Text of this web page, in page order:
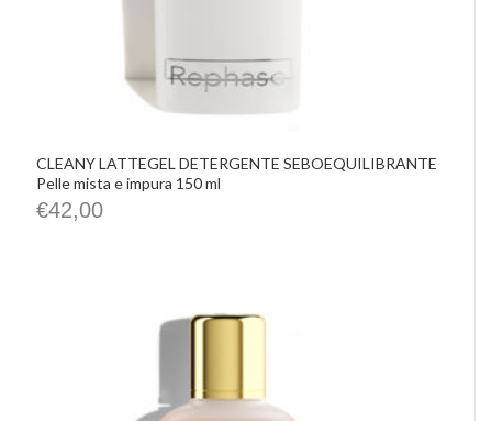
CLEANY LATTEGEL DETERGENTE SEBOEQUILIBRANTE
Pelle mista e impura 150 ml
€42,00